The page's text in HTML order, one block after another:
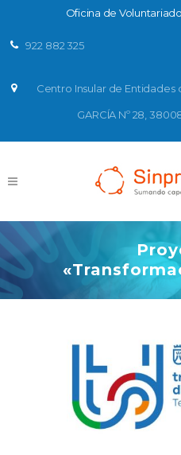
Oficina de
922 882 325
Centro Insular de Entidades
GARCÍA Nº 28,